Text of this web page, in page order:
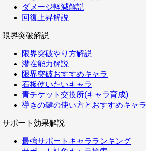
ダメージ軽減解説
回復上昇解説
限界突破解説
限界突破やり方解説
潜在能力解説
限界突破おすすめキャラ
石板使いたいキャラ
青チケット交換所(キャラ育成)
導きの鍵の使い方とおすすめキャラ
サポート効果解説
最強サポートキャラランキング